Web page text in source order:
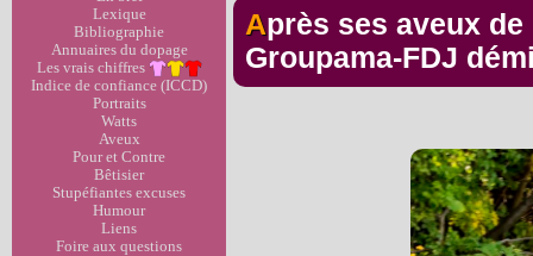
Lexique
Bibliographie
Annuaires du dopage
Les vrais chiffres
Indice de confiance (ICCD)
Portraits
Watts
Aveux
Pour et Contre
Bêtisier
Stupéfiantes excuses
Humour
Liens
Foire aux questions
Après ses aveux de dopage, le coureur de
Groupama-FDJ